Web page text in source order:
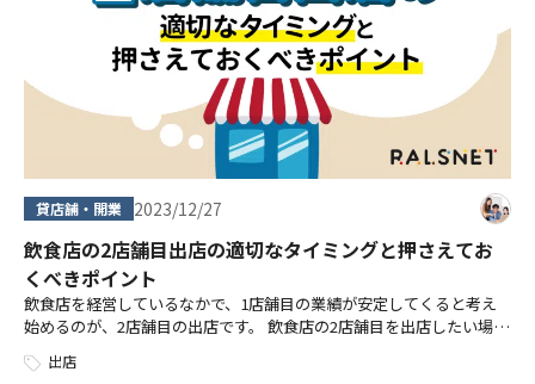
飲食店の2店舗目出店の適切なタイミングと押さえてお
くべきポイント
飲食店を経営しているなかで、1店舗目の業績が安定してくると考え
始めるのが、2店舗目の出店です。 飲食店の2店舗目を出店したい場
合、「出店のタイミングはいつが良いのか」「どのように立地を選べ
ば良いのか」と、疑問に思う方もい […]
貸店舗・開業 2023/12/27
出店